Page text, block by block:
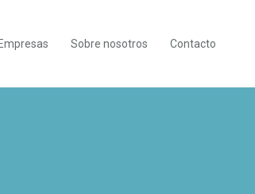
Empresas Sobre nosotros Contacto